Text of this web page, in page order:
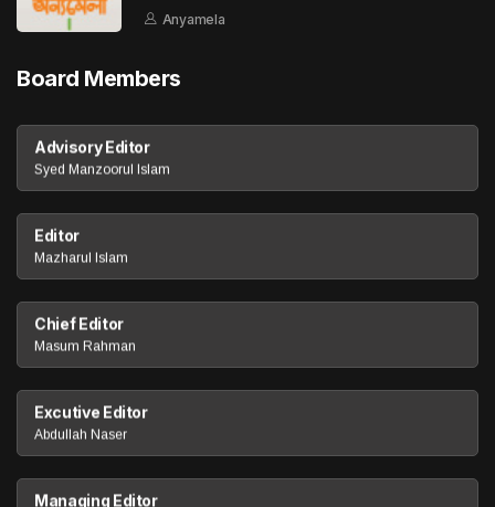
Anyamela
Board Members
Advisory Editor
Syed Manzoorul Islam
Editor
Mazharul Islam
Chief Editor
Masum Rahman
Excutive Editor
Abdullah Naser
Managing Editor